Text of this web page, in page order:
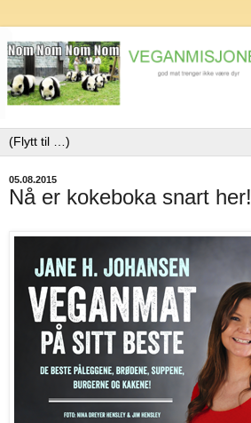
05.08.2015
Nå er kokeboka snart her!